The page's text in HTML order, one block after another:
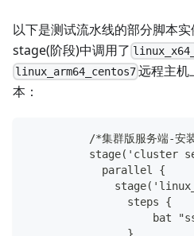
以下是测试流水线的部分脚本
stage(阶段)中调用了
linux_arm64_centos7 远程主
本：
/*集群版服务端-安
stage('cluster
	    parallel {
	        steps {
bat